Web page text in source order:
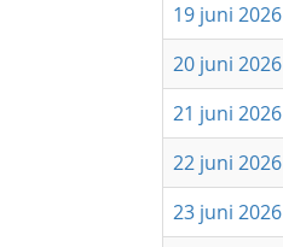
19 juni 2026
20 juni 2026
21 juni 2026
22 juni 2026
23 juni 2026